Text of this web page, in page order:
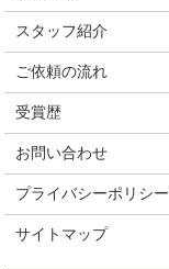
スタッフ紹介
ご依頼の流れ
受賞歴
お問い合わせ
プライバシーポリシー
サイトマップ